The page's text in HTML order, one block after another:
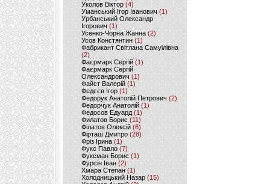
Уколов Віктор(4)
Уманський Ігор Іванович(1)
Урбанський Олександр
Ігорович (1)
Усенко-Чорна Жанна (2)
Усов Констянтин(1)
Фабрикант Світлана Самуілівна
(2)
Фаєрмарк Сергій(1)
Фаєрмарк Сергій
Олександрович (1)
Файст Валерій(1)
Федєєв Ігор (1)
Федорук Анатолій Петрович (2)
Федорчук Анатолій (1)
Федосов Едуард (1)
Филатов Борис (11)
Філатов Олексій (6)
Фірташ Дмитро (28)
Фріз Ірина (1)
Фукс Павло (7)
Фуксман Борис (1)
Фурсін Іван (2)
Хмара Степан(1)
Холодницький Назар(15)